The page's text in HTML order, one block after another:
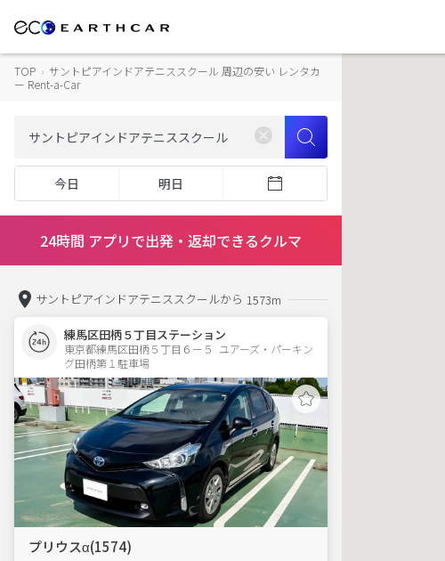
TOP › サントピアインドアテニススクール 周辺の安い レンタカ
ー Rent-a-Car
今日 明日
24時間 アプリで出発・返却できるクルマ
サントピアインドアテニススクールから 1573m
練馬区田柄５丁目ステーション
東京都練馬区田柄５丁目６ー５  ユアーズ・パーキン
グ田柄第１駐車場
プリウスα(1574)